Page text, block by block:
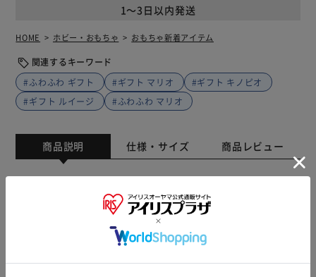
1～3日以内発送
HOME ホビー・おもちゃ おもちゃ新着アイテム
関連するキーワード
#ふわふわ ギフト
#ギフト マリオ
#ギフト キノピオ
#ギフト ルイージ
#ふわふわ マリオ
商品説明 仕様・サイズ 商品レビュー
細部までこだわったふわふわな手触りのぬいぐるみシリー
※製品は予告なく仕様を変更する場合がございます。あらか
じめご了承ください。